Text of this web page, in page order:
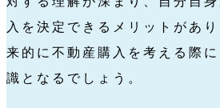
入を決定できるメリットがあ
来的に不動産購入を考える際
識となるでしょう。